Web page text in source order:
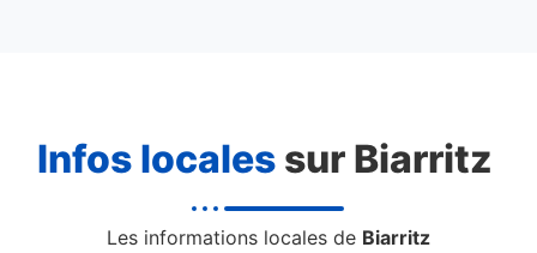
Infos localessur Biarritz
Les informations locales de Biarritz